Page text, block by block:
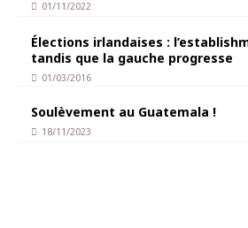
01/11/2022
Élections irlandaises :
tandis que la gauche progresse
01/03/2016
Soulèvement au Guatemala !
18/11/2023